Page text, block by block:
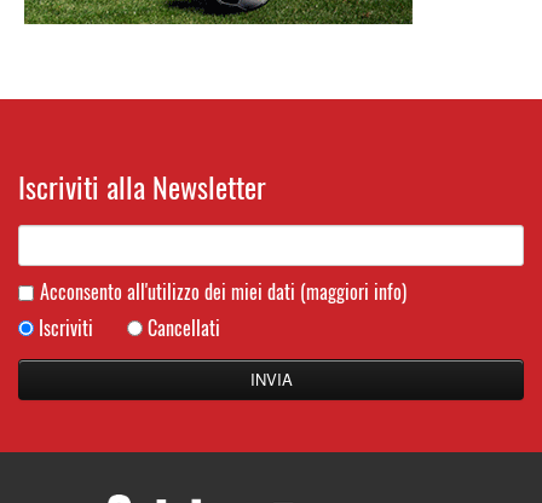
Iscriviti alla Newsletter
Acconsento all'utilizzo dei miei dati (maggiori info)
Iscriviti
Cancellati